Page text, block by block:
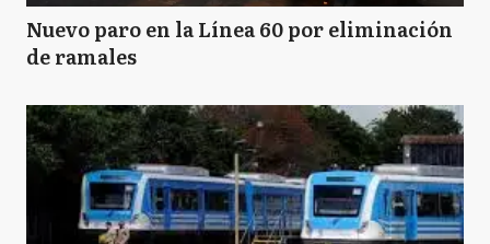
Nuevo paro en la Línea 60 por eliminación
de ramales